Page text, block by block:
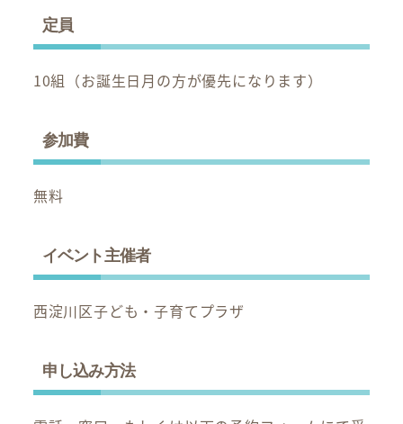
定員
10組（お誕生日月の方が優先になります）
参加費
無料
イベント主催者
西淀川区子ども・子育てプラザ
申し込み方法